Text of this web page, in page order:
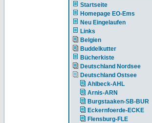
Startseite
Homepage EO-Ems
Neu Eingelaufen
Links
Belgien
Buddelkutter
Bücherkiste
Deutschland Nordsee
Deutschland Ostsee
Ahlbeck-AHL
Arnis-ARN
Burgstaaken-SB-BUR
Eckernfoerde-ECKE
Flensburg-FLE